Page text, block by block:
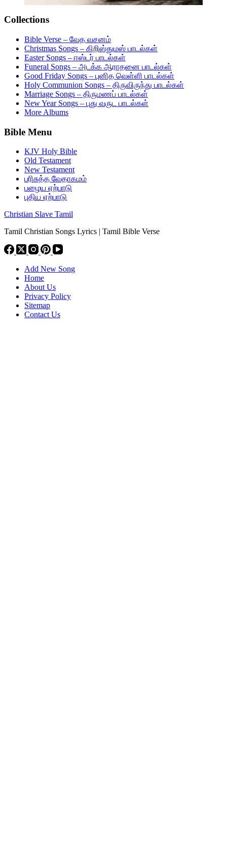
Collections
Bible Verse – வேத வசனம்
Christmas Songs – கிறிஸ்துமஸ் பாடல்கள்
Easter Songs – ஈஸ்டர் பாடல்கள்
Funeral Songs – அடக்க ஆராதனை பாடல்கள்
Good Friday Songs – புனித வெள்ளி பாடல்கள்
Holy Communion Songs – திருவிருந்து பாடல்கள்
Marriage Songs – திருமணப் பாடல்கள்
New Year Songs – புது வருட பாடல்கள்
More Albums
Bible Menu
KJV Holy Bible
Old Testament
New Testament
பரிசுத்த வேதாகமம்
பழைய ஏற்பாடு
புதிய ஏற்பாடு
Christian Slave Tamil
Tamil Christian Songs Lyrics | Tamil Bible Verse
Add New Song
Home
About Us
Privacy Policy
Sitemap
Contact Us